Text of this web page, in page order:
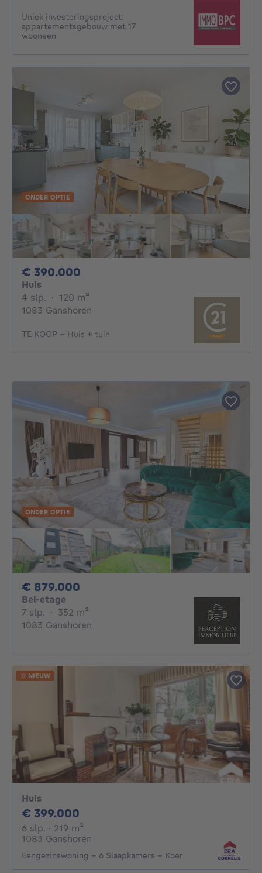
Uniek investeringsproject:
appartementsgebouw met 17
wooneen
ONDER OPTIE
€ 390.000
Huis
4 slp. 4 slaapkamers
· 120 m²
1083 Ganshoren
TE KOOP - Huis + tuin
ONDER OPTIE
€ 879.000
Bel-etage
7 slp. 7 slaapkamers
· 352 m²
1083 Ganshoren
Huis
€ 399.000
6 slp. 6 slaapkamers
· 219 m²
1083 Ganshoren
Eengezinswoning - 6 Slaapkamers - Koer
NIEUW